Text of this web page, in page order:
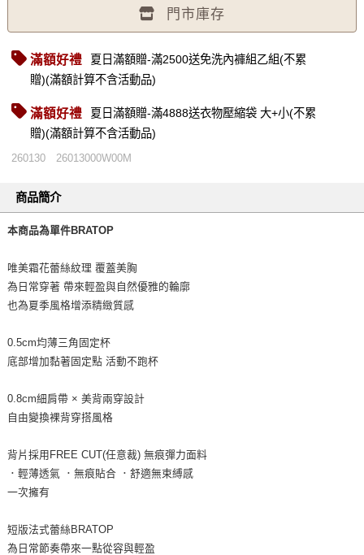
門市庫存
滿額好禮
夏日滿額贈-滿2500送免洗內褲組乙組(不累
贈)(滿額計算不含活動品)
滿額好禮
夏日滿額贈-滿4888送衣物壓縮袋 大+小(不累
贈)(滿額計算不含活動品)
260130 26013000W00M
商品簡介
本商品為單件BRATOP
唯美霜花蕾絲紋理 覆蓋美胸
為日常穿著 帶來輕盈與自然優雅的輪廓
也為夏季風格增添精緻質感
0.5cm均薄三角固定杯
底部增加黏著固定點 活動不跑杯
0.8cm細肩帶 × 美背兩穿設計
自由變換裸背穿搭風格
背片採用FREE CUT(任意裁) 無痕彈力面料
．輕薄透氣 ．無痕貼合 ．舒適無束縛感
一次擁有
短版法式蕾絲BRATOP
為日常節奏帶來一點從容與輕盈